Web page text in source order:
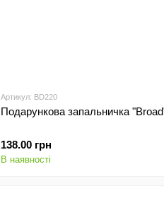
Артикул: BD220
Подарункова запальничка
138.00 грн
В наявності